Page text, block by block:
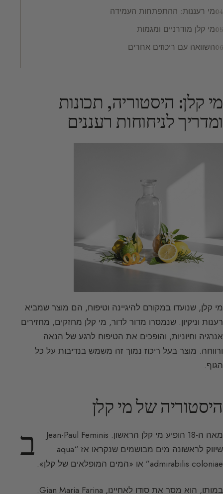
מי רעננות: ההתפתחות העמידה
מי קלן מודרניים ומגמות
השוואה עם ריכוזים אחרים
מי קלן: היסטוריה, תכונות
ומדריך לניחוחות רעננים
מי קלן, שנועדו במקורם להיגיינה וטיפוח, הם מוצר שמביא
רענות וניקיון. שנמסרו מדור לדור, מי קלן מחזקים, מחזירים
אנרגיה וחיוניות, והופכים את הטיפוח לרגע של הנאה
ורווחה. מוצר בעל ריכוז נמוך זה משמש בנדיבות על כל
הגוף.
היסטוריה של מי קלן
ב
מאה ה-18 הופיע מי קלן הראשון. Jean-Paul Feminis
שיווק לראשונה מים מבושמים שנקראו אז “aqua
admirabilis coloniae” או «המים המופלאים של קלן».
במותו, הוא מסר את סודו לאחיינו, Gian Maria Farina.